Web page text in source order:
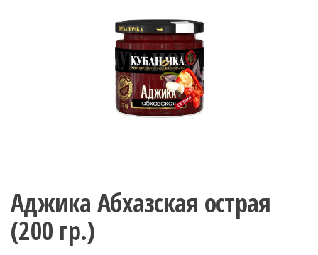
Аджика Абхазская острая
(200 гр.)